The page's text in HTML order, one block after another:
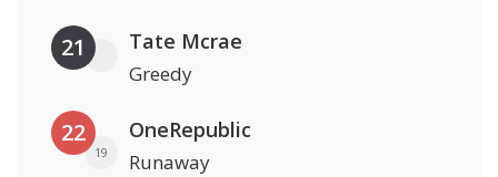
21 Tate Mcrae
Greedy
22
19
OneRepublic
Runaway